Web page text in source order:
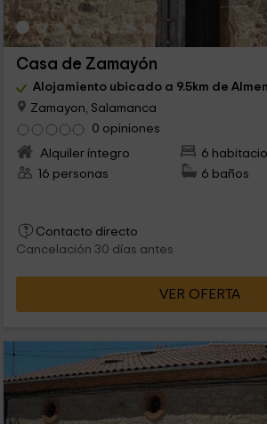
Casa de Zamayón
Alojamiento ubicado a 9.5km de
Zamayon, Salamanca
0 opiniones
Alquiler íntegro
6
16 personas
6 baños
Contacto directo
Cancelación 30 días antes
VER OFERTA